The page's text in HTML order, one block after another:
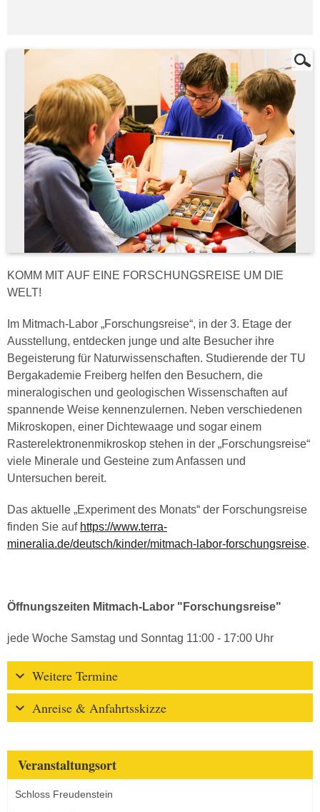
KOMM MIT AUF EINE FORSCHUNGSREISE UM DIE
WELT!
Im Mitmach-Labor „Forschungsreise“, in der 3. Etage der
Ausstellung, entdecken junge und alte Besucher ihre
Begeisterung für Naturwissenschaften. Studierende der TU
Bergakademie Freiberg helfen den Besuchern, die
mineralogischen und geologischen Wissenschaften auf
spannende Weise kennenzulernen. Neben verschiedenen
Mikroskopen, einer Dichtewaage und sogar einem
Rasterelektronenmikroskop stehen in der „Forschungsreise“
viele Minerale und Gesteine zum Anfassen und
Untersuchen bereit.
Das aktuelle „Experiment des Monats“ der Forschungsreise
finden Sie auf https://www.terra-
mineralia.de/deutsch/kinder/mitmach-labor-forschungsreise.
Öffnungszeiten Mitmach-Labor "Forschungsreise"
jede Woche Samstag und Sonntag 11:00 - 17:00 Uhr
Weitere Termine
Anreise & Anfahrtsskizze
Veranstaltungsort
Schloss Freudenstein